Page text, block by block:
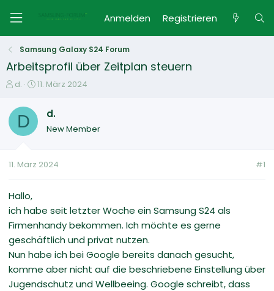
Anmelden Registrieren
Samsung Galaxy S24 Forum
Arbeitsprofil über Zeitplan steuern
E
s
e
e
d.
E
t
11. März 2024
D d.
New Member
11. März 2024 #1
Hallo,
ich habe seit letzter Woche ein Samsung S24 als
Firmenhandy bekommen. Ich möchte es gerne
geschäftlich und privat nutzen.
Nun habe ich bei Google bereits danach gesucht,
komme aber nicht auf die beschriebene Einstellung über
Jugendschutz und Wellbeeing. Google schreibt, dass